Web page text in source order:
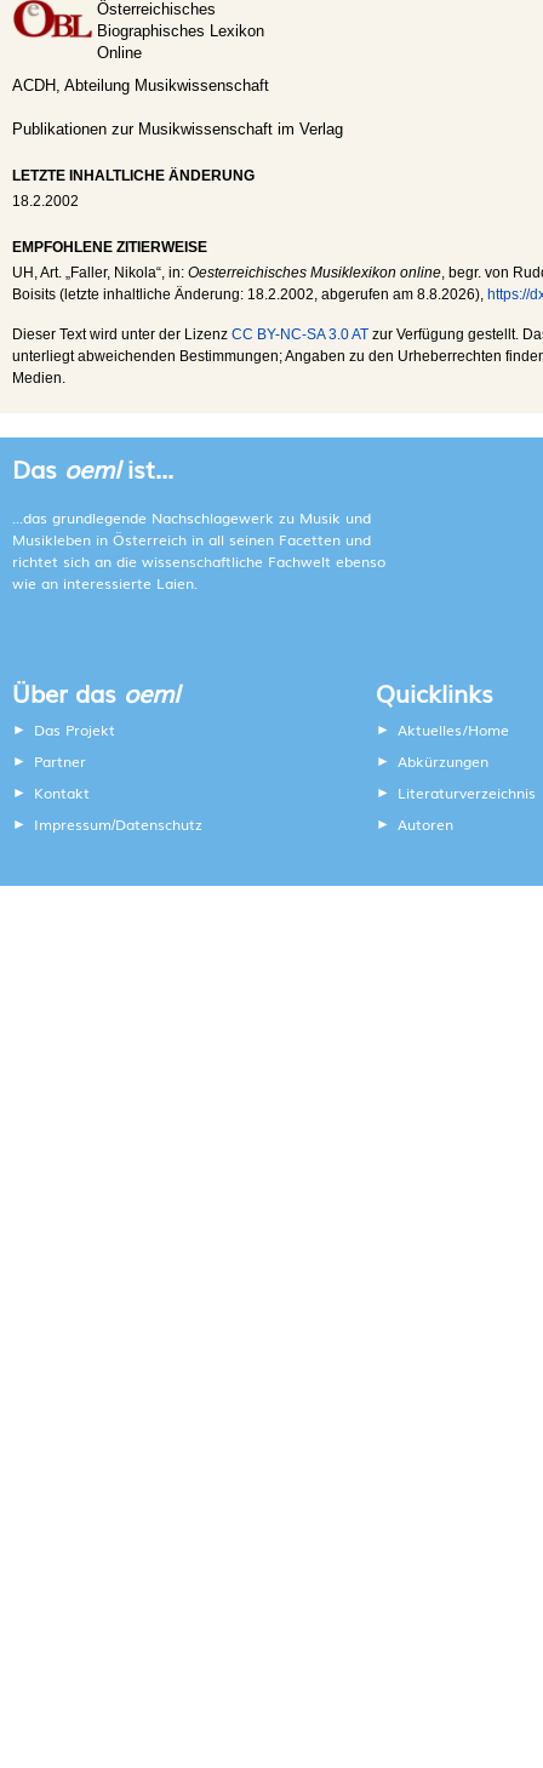
Österreichisches
Biographisches Lexikon
Online
ACDH, Abteilung Musikwissenschaft
Publikationen zur Musikwissenschaft im Verlag
LETZTE INHALTLICHE ÄNDERUNG
18.2.2002
EMPFOHLENE ZITIERWEISE
UH , Art. „Faller, Nikola“, in: Oesterreichisches Musiklexikon online , begr. von
Boisits (letzte inhaltliche Änderung: 18.2.2002 , abgerufen am 8.8.2026), https://
Dieser Text wird unter der Lizenz CC BY-NC-SA 3.0 AT zur Verfügung gestellt.
unterliegt abweichenden Bestimmungen; Angaben zu den Urheberrechten
Medien.
Das oemlist...
...das grundlegende Nachschlagewerk zu Musik und
Musikleben in Österreich in all seinen Facetten und
richtet sich an die wissenschaftliche Fachwelt ebenso
wie an interessierte Laien.
Über das oeml
Das Projekt
Partner
Kontakt
Impressum/Datenschutz
Quicklinks
Aktuelles/Home
Abkürzungen
Literaturverzeichnis
Autoren